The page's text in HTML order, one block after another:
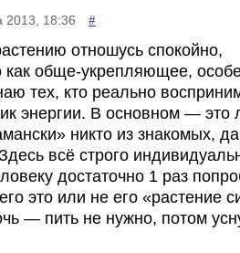
2013, 18:36 #
отношусь спокойно,
как обще-укрепляющее,
тех, кто реально
энергии. В основном — это
никто из знакомых,
всё строго
достаточно 1 раз
это или не его «растение
— пить не нужно, потом